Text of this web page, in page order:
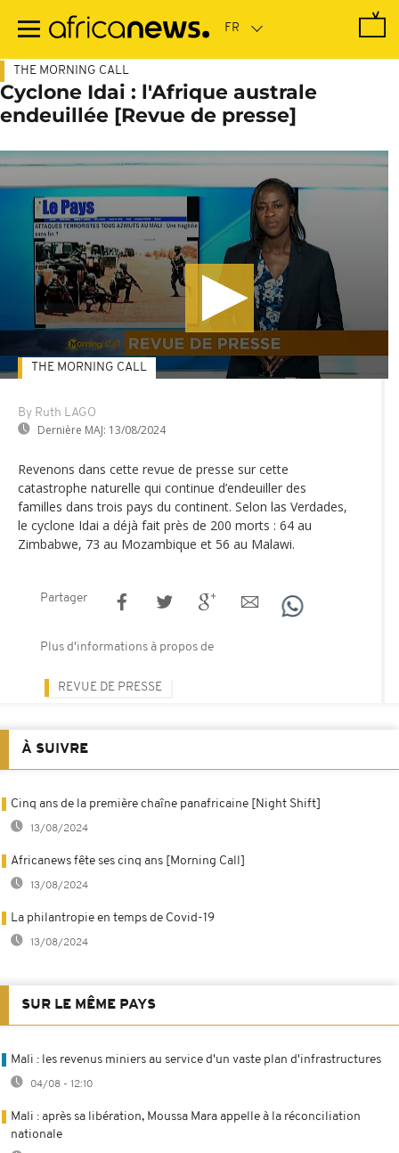
contenu
THE MORNING CALL
Cyclone Idai : l'Afrique australe
endeuillée [Revue de presse]
By Ruth LAGO
Dernière MAJ: 13/08/2024
THE MORNING CALL
Revenons dans cette revue de presse sur cette
catastrophe naturelle qui continue d’endeuiller des
familles dans trois pays du continent. Selon las Verdades,
le cyclone Idai a déjà fait près de 200 morts : 64 au
Zimbabwe, 73 au Mozambique et 56 au Malawi.
Partager
Plus d'informations à propos de
REVUE DE PRESSE
À SUIVRE
Cinq ans de la première chaîne panafricaine [Night Shift]
13/08/2024
Africanews fête ses cinq ans [Morning Call]
13/08/2024
La philantropie en temps de Covid-19
13/08/2024
SUR LE MÊME PAYS
Mali : les revenus miniers au service d'un vaste plan d'infrastructures
04/08 - 12:10
Mali : après sa libération, Moussa Mara appelle à la réconciliation
nationale